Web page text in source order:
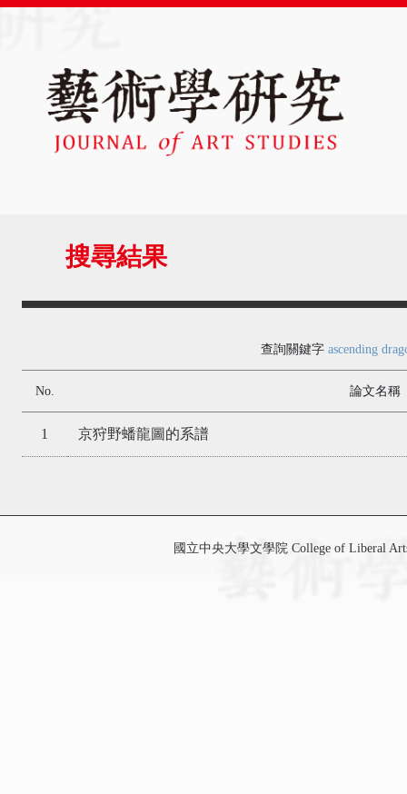
搜尋結果
查詢關鍵字 ascending
No. 論文名稱
1 京狩野蟠龍圖的系譜
國立中央大學文學院 College of Liberal